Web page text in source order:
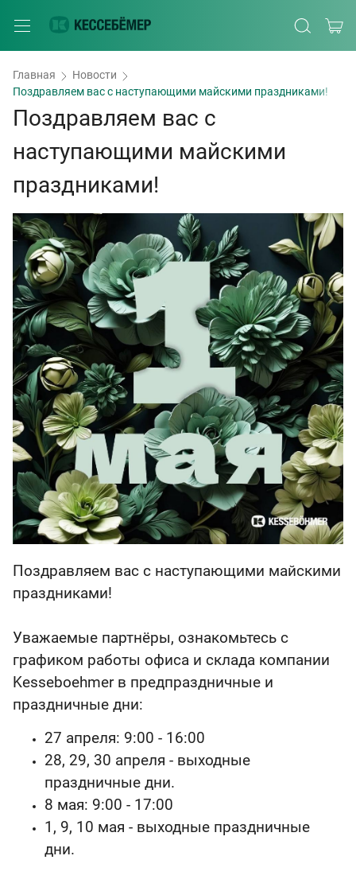
Главная
Новости
Поздравляем вас с наступающими майскими праздниками!
Поздравляем вас с
наступающими майскими
праздниками!
Поздравляем вас с наступающими майскими
праздниками!
Уважаемые партнёры, ознакомьтесь с
графиком работы офиса и склада компании
Kesseboehmer в предпраздничные и
праздничные дни:
27 апреля: 9:00 - 16:00
28, 29, 30 апреля - выходные
праздничные дни.
8 мая: 9:00 - 17:00
1, 9, 10 мая - выходные праздничные
дни.